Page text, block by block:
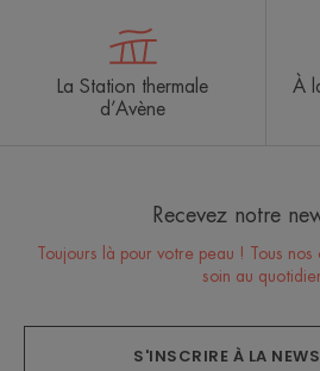
La Station thermale
d’Avène
À
Recevez notre
Toujours là pour votre peau ! Tous
soin au
S'INSCRIRE À LA